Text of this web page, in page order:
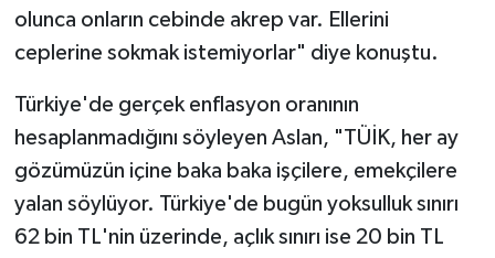
olunca onların cebinde akrep var. Ellerini
ceplerine sokmak istemiyorlar" diye konuştu.
Türkiye'de gerçek enflasyon oranının
hesaplanmadığını söyleyen Aslan, "TÜİK, her ay
gözümüzün içine baka baka işçilere, emekçilere
yalan söylüyor. Türkiye'de bugün yoksulluk sınırı
62 bin TL'nin üzerinde, açlık sınırı ise 20 bin TL